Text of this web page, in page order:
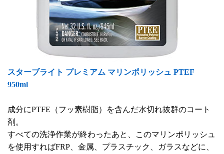
スターブライト プレミアム マリンポリッシュ PTEF
950ml
成分にPTFE（フッ素樹脂）を含んだ水切れ抜群のコート
剤。
すべての洗浄作業が終わったあと、このマリンポリッシュ
を使用すればFRP、金属、プラスチック、ガラスなどに、